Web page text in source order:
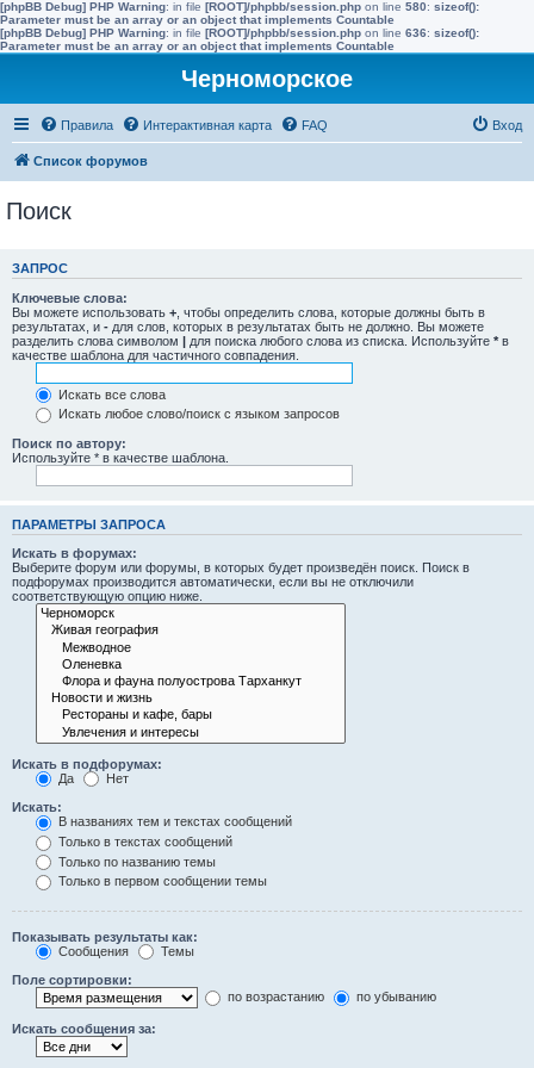
[phpBB Debug] PHP Warning: in file [ROOT]/phpbb/session.php on line 580: sizeof():
Parameter must be an array or an object that implements Countable
[phpBB Debug] PHP Warning: in file [ROOT]/phpbb/session.php on line 636: sizeof():
Parameter must be an array or an object that implements Countable
Черноморское
Правила Интерактивная карта FAQ Вход
Список форумов
Поиск
ЗАПРОС
Ключевые слова:
Вы можете использовать + , чтобы определить слова, которые должны быть в
результатах, и - для слов, которых в результатах быть не должно. Вы можете
разделить слова символом | для поиска любого слова из списка. Используйте * в
качестве шаблона для частичного совпадения.
Искать все слова
Искать любое слово/поиск с языком запросов
Поиск по автору:
Используйте * в качестве шаблона.
ПАРАМЕТРЫ ЗАПРОСА
Искать в форумах:
Выберите форум или форумы, в которых будет произведён поиск. Поиск в
подфорумах производится автоматически, если вы не отключили
соответствующую опцию ниже.
Искать в подфорумах:
Да
Нет
Искать:
В названиях тем и текстах сообщений
Только в текстах сообщений
Только по названию темы
Только в первом сообщении темы
Показывать результаты как:
Сообщения
Темы
Поле сортировки:
по возрастанию
по убыванию
Искать сообщения за: